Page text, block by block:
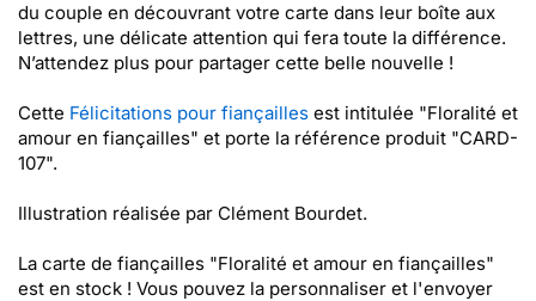
du couple en découvrant votre carte dans leur boîte aux
lettres, une délicate attention qui fera toute la différence.
N’attendez plus pour partager cette belle nouvelle !
Cette Félicitations pour fiançailles est intitulée "Floralité et
amour en fiançailles" et porte la référence produit "CARD-
107".
Illustration réalisée par Clément Bourdet.
La carte de fiançailles "Floralité et amour en fiançailles"
est en stock ! Vous pouvez la personnaliser et l'envoyer